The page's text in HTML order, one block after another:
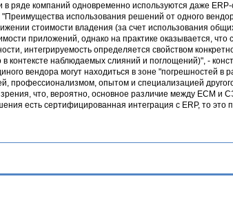
ряде компаний одновременно используются даже
использования решений от одного
стоимости владения (за счет использования
приложений, однако на практике оказывается, что
интегрируемость определяется свойством
контексте наблюдаемых слияний и поглощений)", -
вендора могут находиться в зоне "погрешностей в
профессионализмом, опытом и специализацией
что, вероятно, основное различие между ECM и
есть сертифицированная интеграция с ERP, то это